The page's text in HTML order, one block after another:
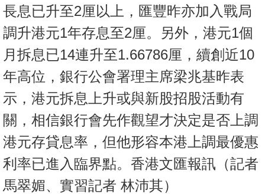
產
客
地
產
新
聞
數
據
公
佈
長息已升至2厘以上，匯豐昨亦加入戰局
調升港元1年存息至2厘。另外，港元1個
月拆息已14連升至1.66786厘，續創近10
年高位，銀行公會署理主席梁兆基昨表
示，港元拆息上升或與新股招股活動有
關，相信銀行會先作觀望才決定是否上調
港元存貸息率，但他形容本港上調最優惠
利率已進入臨界點。香港文匯報訊（記者
馬翠媚、實習記者 林沛其）